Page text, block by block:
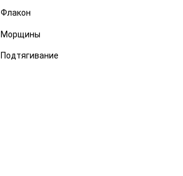
Флакон
Морщины
Подтягивание